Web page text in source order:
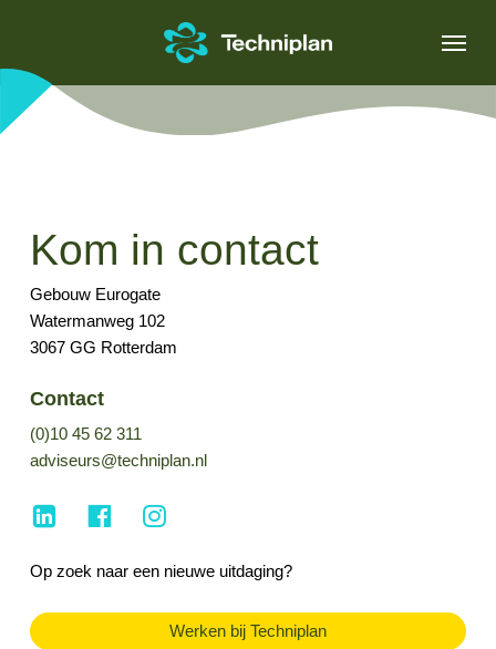
main
content
Menu
Kom in contact
Gebouw Eurogate
Watermanweg 102
3067 GG Rotterdam
Contact
(0)10 45 62 311
adviseurs@techniplan.nl
Op zoek naar een nieuwe uitdaging?
Werken bij Techniplan